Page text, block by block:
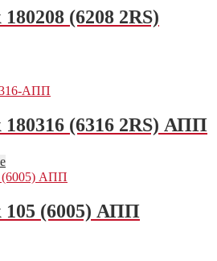
(6208 2RS)
(6316 2RS) АПП
(6005) АПП